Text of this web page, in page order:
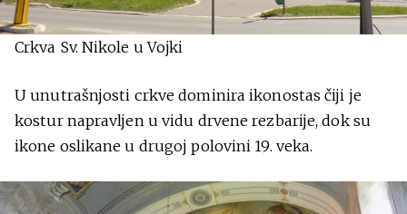
Crkva Sv. Nikole u Vojki
U unutrašnjosti crkve dominira ikonostas čiji je
kostur napravljen u vidu drvene rezbarije, dok su
ikone oslikane u drugoj polovini 19. veka.